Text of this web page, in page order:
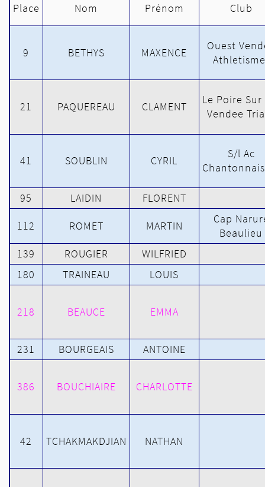
Place Nom Prénom Club
9 BETHYS MAXENCE
Ouest
21 PAQUEREAU CLAMENT
Le Poire Sur
Vendee
41 SOUBLIN CYRIL
S/l Ac
95 LAIDIN FLORENT
112 ROMET MARTIN
Cap
Beaulieu
139
ROUGIER
WILFRIED
180
TRAINEAU LOUIS
218 BEAUCE EMMA
231 BOURGEAIS ANTOINE
386 BOUCHIAIRE CHARLOTTE
42 TCHAKMAKDJIAN NATHAN